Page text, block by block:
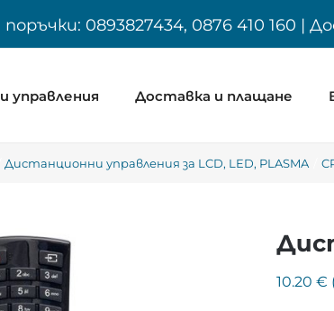
поръчки: 0893827434, 0876 410 160 |
управления Доставка и плащане
Дистанционни управления за LCD, LED, PLASMA
10.20 €